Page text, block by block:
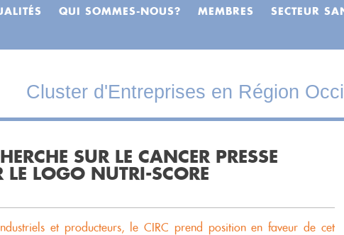
QUI SOMMES-NOUS? MEMBRES SECTEUR
Cluster d'Entreprises en Région
SUR LE CANCER PRESSE
LE LOGO NUTRI-SCORE
et producteurs, le CIRC prend position en faveur de cet